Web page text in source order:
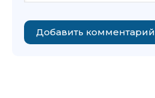
Добавить комментарий